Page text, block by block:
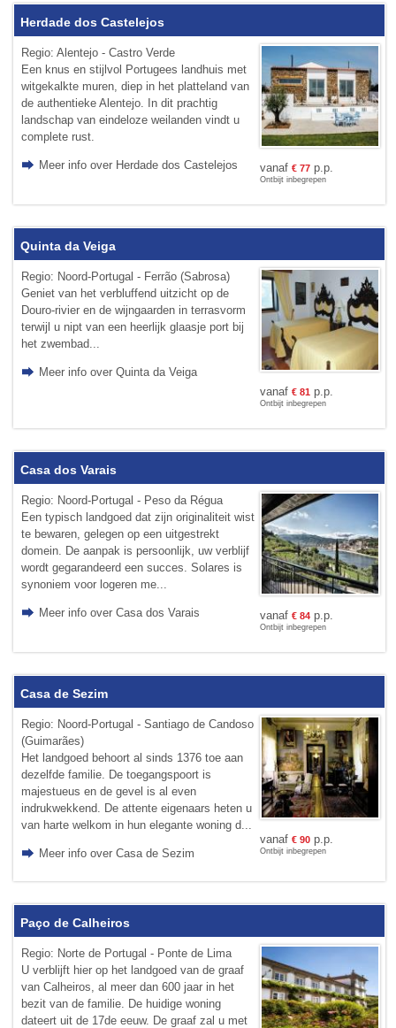
Herdade dos Castelejos
Regio: Alentejo - Castro Verde
Een knus en stijlvol Portugees landhuis met
witgekalkte muren, diep in het platteland van
de authentieke Alentejo. In dit prachtig
landschap van eindeloze weilanden vindt u
complete rust.
Meer info over Herdade dos Castelejos vanaf € 77p.p.
Ontbijt inbegrepen
Quinta da Veiga
Regio: Noord-Portugal - Ferrão (Sabrosa)
Geniet van het verbluffend uitzicht op de
Douro-rivier en de wijngaarden in terrasvorm
terwijl u nipt van een heerlijk glaasje port bij
het zwembad...
Meer info over Quinta da Veiga
vanaf € 81p.p.
Ontbijt inbegrepen
Casa dos Varais
Regio: Noord-Portugal - Peso da Régua
Een typisch landgoed dat zijn originaliteit wist
te bewaren, gelegen op een uitgestrekt
domein. De aanpak is persoonlijk, uw verblijf
wordt gegarandeerd een succes. Solares is
synoniem voor logeren me...
Meer info over Casa dos Varais vanaf € 84p.p.
Ontbijt inbegrepen
Casa de Sezim
Regio: Noord-Portugal - Santiago de Candoso
(Guimarães)
Het landgoed behoort al sinds 1376 toe aan
dezelfde familie. De toegangspoort is
majestueus en de gevel is al even
indrukwekkend. De attente eigenaars heten u
van harte welkom in hun elegante woning d...
Meer info over Casa de Sezim
vanaf € 90p.p.
Ontbijt inbegrepen
Paço de Calheiros
Regio: Norte de Portugal - Ponte de Lima
U verblijft hier op het landgoed van de graaf
van Calheiros, al meer dan 600 jaar in het
bezit van de familie. De huidige woning
dateert uit de 17de eeuw. De graaf zal u met